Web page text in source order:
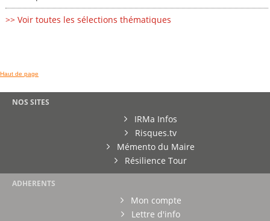
>> Voir toutes les sélections thématiques
Haut de page
NOS SITES
IRMa Infos
Risques.tv
Mémento du Maire
Résilience Tour
ADHERENTS
Mon compte
Lettre d'info